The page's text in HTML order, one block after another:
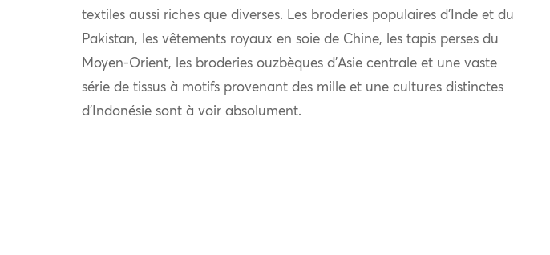
textiles aussi riches que diverses. Les broderies populaires d’Inde et du
Pakistan, les vêtements royaux en soie de Chine, les tapis perses du
Moyen-Orient, les broderies ouzbèques d’Asie centrale et une vaste
série de tissus à motifs provenant des mille et une cultures distinctes
d’Indonésie sont à voir absolument.